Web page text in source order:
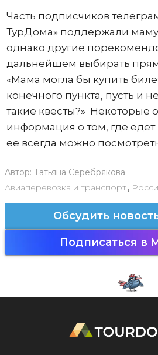
Часть подписчиков
ТурДома» поддержали
однако другие
дальнейшем выбирать
«Мама могла бы купить
конечного пункта, пусть и
такие квесты?» Некоторые
информация о том, где едет
ее всегда можно
Автор: Татьяна Серебрякова
Авиаперевозка и транспорт,
Обсудить
Подписаться в